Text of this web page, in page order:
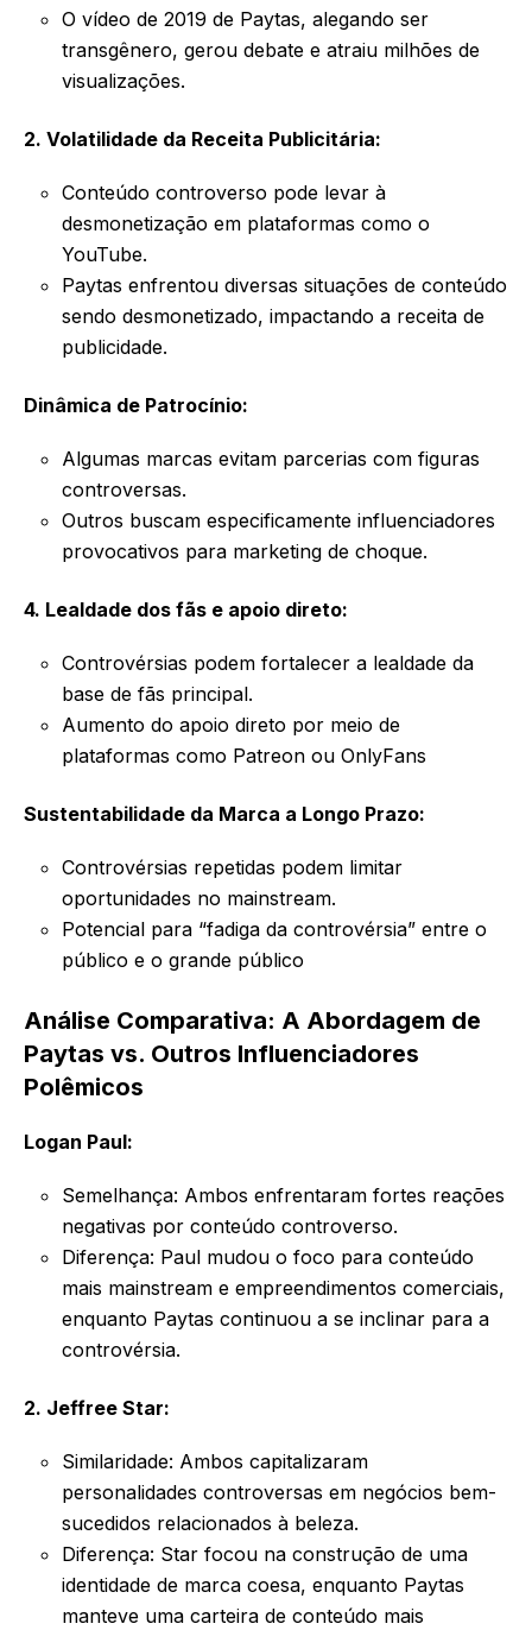
O vídeo de 2019 de Paytas, alegando ser
transgênero, gerou debate e atraiu milhões de
visualizações.
2. Volatilidade da Receita Publicitária:
Conteúdo controverso pode levar à
desmonetização em plataformas como o
YouTube.
Paytas enfrentou diversas situações de conteúdo
sendo desmonetizado, impactando a receita de
publicidade.
Dinâmica de Patrocínio:
Algumas marcas evitam parcerias com figuras
controversas.
Outros buscam especificamente influenciadores
provocativos para marketing de choque.
4. Lealdade dos fãs e apoio direto:
Controvérsias podem fortalecer a lealdade da
base de fãs principal.
Aumento do apoio direto por meio de
plataformas como Patreon ou OnlyFans
Sustentabilidade da Marca a Longo Prazo:
Controvérsias repetidas podem limitar
oportunidades no mainstream.
Potencial para “fadiga da controvérsia” entre o
público e o grande público
Análise Comparativa: A Abordagem de
Paytas vs. Outros Influenciadores
Polêmicos
Logan Paul:
Semelhança: Ambos enfrentaram fortes reações
negativas por conteúdo controverso.
Diferença: Paul mudou o foco para conteúdo
mais mainstream e empreendimentos comerciais,
enquanto Paytas continuou a se inclinar para a
controvérsia.
2. Jeffree Star:
Similaridade: Ambos capitalizaram
personalidades controversas em negócios bem-
sucedidos relacionados à beleza.
Diferença: Star focou na construção de uma
identidade de marca coesa, enquanto Paytas
manteve uma carteira de conteúdo mais